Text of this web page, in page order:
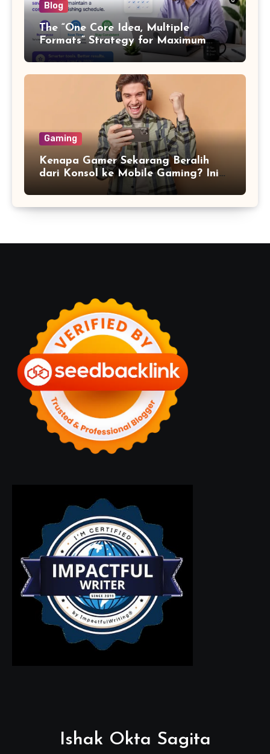
Blog
The “One Core Idea, Multiple
Formats” Strategy for Maximum
Content Output
Gaming
Kenapa Gamer Sekarang Beralih
dari Konsol ke Mobile Gaming? Ini
Ishak Okta Sagita